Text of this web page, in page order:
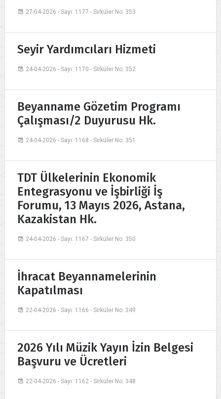
27-04-2026 - Sayı: 1177 - Sirküler No: 353
Seyir Yardımcıları Hizmeti
24-04-2026 - Sayı: 1170 - Sirküler No: 352
Beyanname Gözetim Programı
Çalışması/2 Duyurusu Hk.
24-04-2026 - Sayı: 1168 - Sirküler No: 351
TDT Ülkelerinin Ekonomik
Entegrasyonu ve İşbirliği İş
Forumu, 13 Mayıs 2026, Astana,
Kazakistan Hk.
24-04-2026 - Sayı: 1167 - Sirküler No: 350
İhracat Beyannamelerinin
Kapatılması
22-04-2026 - Sayı: 1166 - Sirküler No: 349
2026 Yılı Müzik Yayın İzin Belgesi
Başvuru ve Ücretleri
22-04-2026 - Sayı: 1162 - Sirküler No: 348